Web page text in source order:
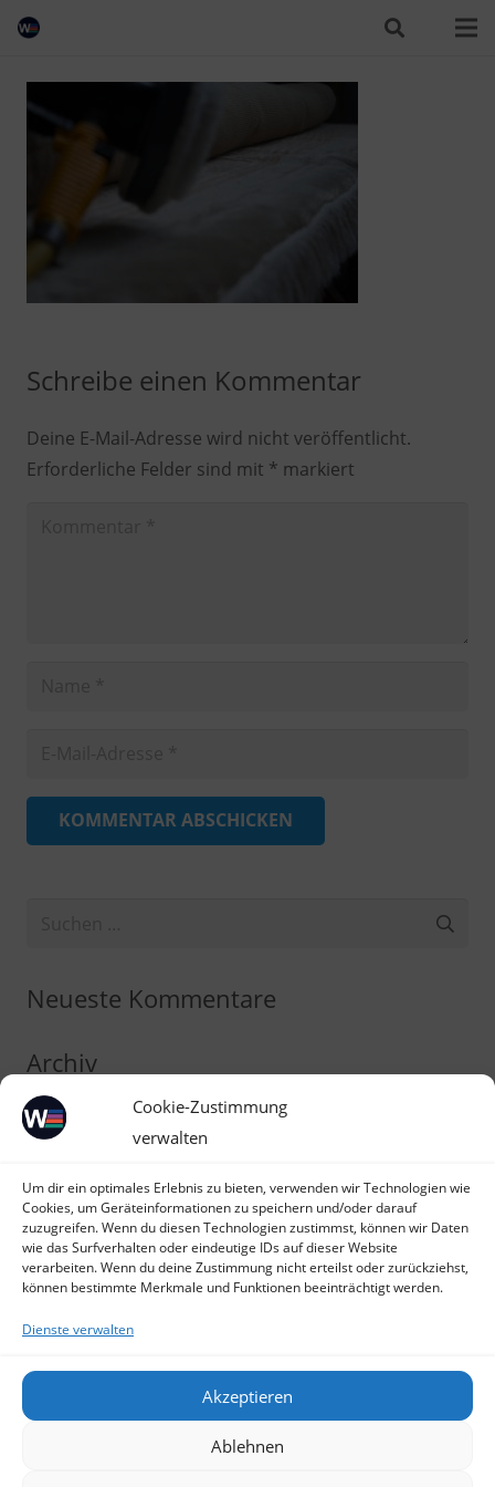
Cookie-Zustimmung
verwalten
Um dir ein optimales Erlebnis zu bieten, verwenden wir Technologien wie
Cookies, um Geräteinformationen zu speichern und/oder darauf
zuzugreifen. Wenn du diesen Technologien zustimmst, können wir Daten
wie das Surfverhalten oder eindeutige IDs auf dieser Website
verarbeiten. Wenn du deine Zustimmung nicht erteilst oder zurückziehst,
können bestimmte Merkmale und Funktionen beeinträchtigt werden.
Dienste verwalten
Akzeptieren
Ablehnen
Schreibe einen Kommentar
Deine E-Mail-Adresse wird nicht veröffentlicht.
Erforderliche Felder sind mit * markiert
KOMMENTAR ABSCHICKEN
Neueste Kommentare
Archiv
Kategorien
Meta
Anmelden
Kommentar-Feed
WordPress.org
Datenschutzerklärung